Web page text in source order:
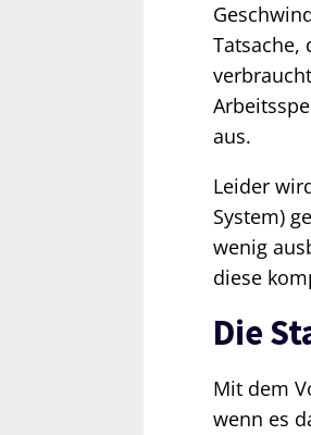
Tatsache,
aus.
Leider
System)
wenig
diese
Die
Mit dem
wenn es